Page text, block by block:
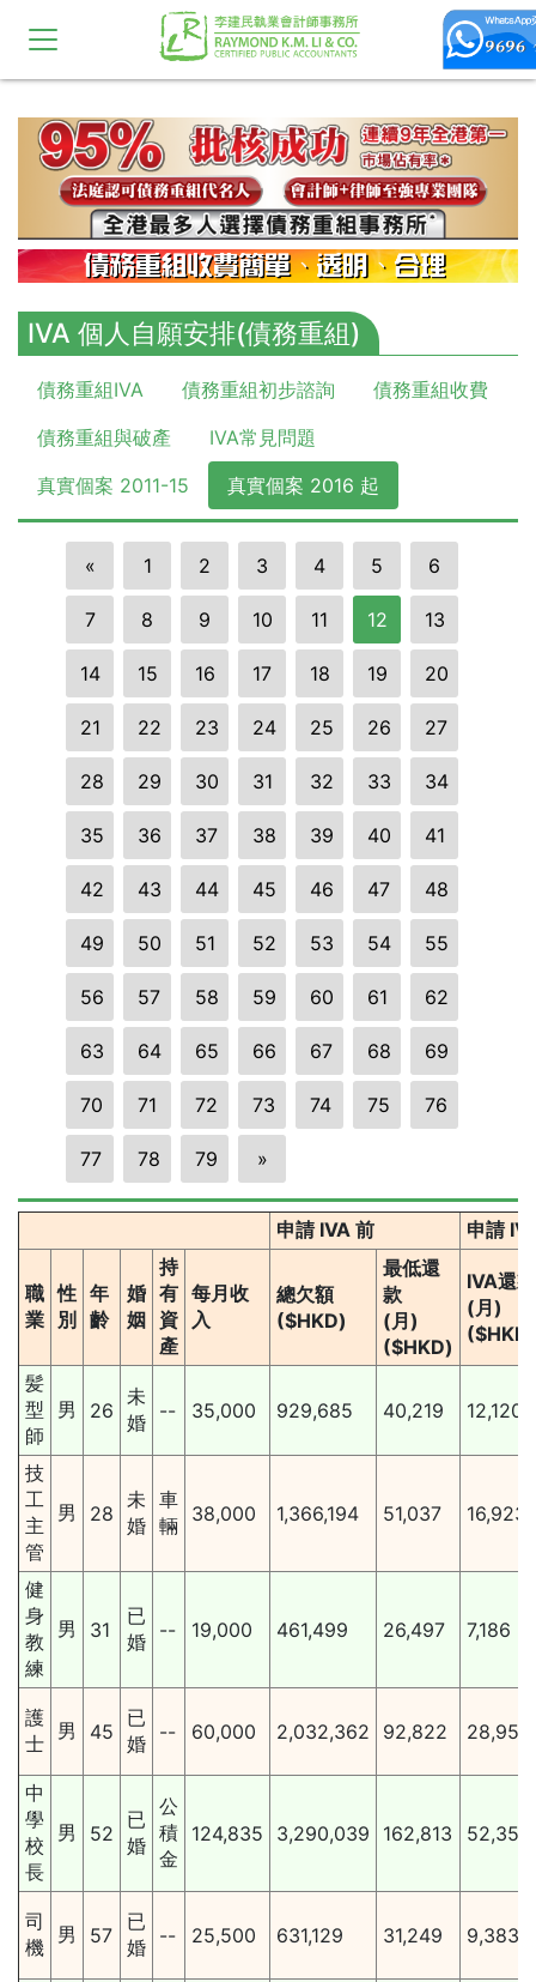
10,11,12,13,14,15,16,17,18,19,20
IVA 個人自願安排(債務重組)
債務重組IVA 債務重組初步諮詢
債務重組收費
債務重組與破產
IVA常見問題
真實個案 2011-15
真實個案 2016 起
« 1 2 3 4 5 6
7 8 9 10 11 12 13
14 15 16 17 18 19 20
21 22 23 24 25 26 27
28 29 30 31 32 33 34
35 36 37 38 39 40 41
42 43 44 45 46 47 48
49 50 51 52 53 54 55
56 57 58 59 60 61 62
63 64 65 66 67 68 69
70 71 72 73 74 75 76
77 78 79 »
申請 IVA 前 申請
職
業
性
別
年
齡
婚
姻
持
有
資
產
每月收
入
總欠額
($HKD)
最低還
款
(月)
($HKD)
IVA還款
(月)
($HKD)
髪
型
師
男 26
未
婚
-- 35,000 929,685 40,219 12,120
技
工
主
管
男 28
未
婚
車
輛
38,000 1,366,194 51,037 16,923
健
身
教
練
男 31
已
婚
-- 19,000 461,499 26,497 7,186
護
士
男 45
已
婚
-- 60,000 2,032,362 92,822 28,957
中
學
校
長
男 52
已
婚
公
積
金
124,835 3,290,039 162,813 52,351
司
機
男 57
已
婚
-- 25,500 631,129 31,249 9,383